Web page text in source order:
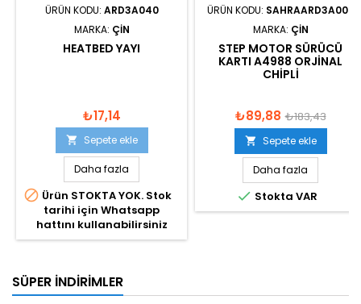
ÜRÜN KODU: ARD3A040
MARKA: ÇIN
HEATBED YAYI
₺17,14
 Sepete ekle
Daha fazla
 Ürün STOKTA YOK. Stok
tarihi için Whatsapp
hattını kullanabilirsiniz
ÜRÜN KODU: SAHRAARD3A005
MARKA: ÇIN
STEP MOTOR SÜRÜCÜ
KARTI A4988 ORJINAL
CHIPLI
₺89,88 ₺183,43
 Sepete ekle
Daha fazla
 Stokta VAR
SÜPER İNDIRIMLER